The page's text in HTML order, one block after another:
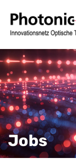
Jobs